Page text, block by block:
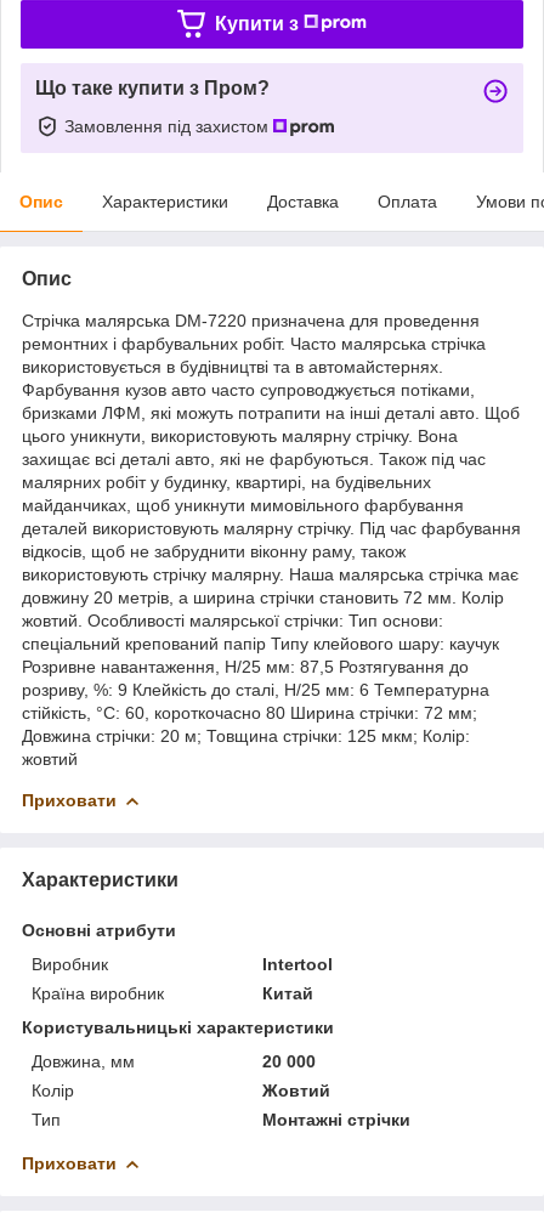
Купити з
Що таке купити з Пром?
Замовлення під захистом
Опис Характеристики Доставка Оплата Умови
Опис
Стрічка малярська DM-7220 призначена для проведення
ремонтних і фарбувальних робіт. Часто малярська стрічка
використовується в будівництві та в автомайстернях.
Фарбування кузов авто часто супроводжується потіками,
бризками ЛФМ, які можуть потрапити на інші деталі авто. Щоб
цього уникнути, використовують малярну стрічку. Вона
захищає всі деталі авто, які не фарбуються. Також під час
малярних робіт у будинку, квартирі, на будівельних
майданчиках, щоб уникнути мимовільного фарбування
деталей використовують малярну стрічку. Під час фарбування
відкосів, щоб не забруднити віконну раму, також
використовують стрічку малярну. Наша малярська стрічка має
довжину 20 метрів, а ширина стрічки становить 72 мм. Колір
жовтий. Особливості малярської стрічки: Тип основи:
спеціальний крепований папір Типу клейового шару: каучук
Розривне навантаження, Н/25 мм: 87,5 Розтягування до
розриву, %: 9 Клейкість до сталі, Н/25 мм: 6 Температурна
стійкість, °C: 60, короткочасно 80 Ширина стрічки: 72 мм;
Довжина стрічки: 20 м; Товщина стрічки: 125 мкм; Колір:
жовтий
Приховати
Характеристики
Основні атрибути
Виробник
Intertool
Країна виробник
Китай
Користувальницькі характеристики
Довжина, мм
20 000
Колір
Жовтий
Тип
Монтажні стрічки
Приховати